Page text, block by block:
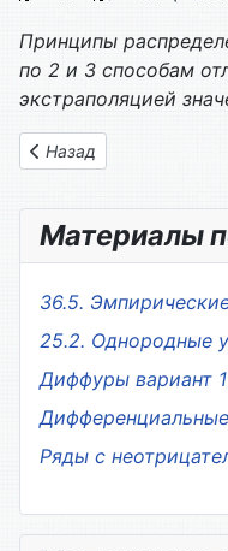
Принципы
по 2 и 3 способам
экстраполяцией
Предыдущий: Глава
Назад
Материалы
36.5.
25.2. Однородные
Диффуры вариант
Ряды с